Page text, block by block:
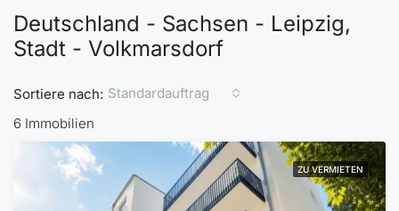
Deutschland - Sachsen - Leipzig,
Stadt - Volkmarsdorf
6 Immobilien
Sortiere nach: Standardauftrag
ZU VERMIETEN